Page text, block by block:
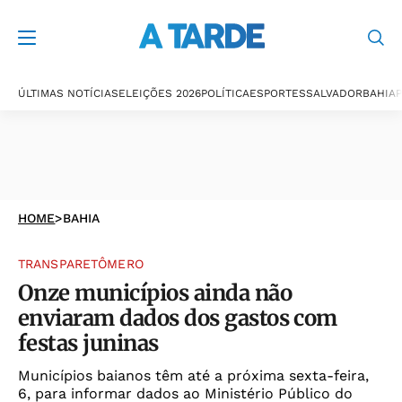
ÚLTIMAS NOTÍCIASELEIÇÕES 2026POLÍTICAESPORTESSALVADORBAHIA
HOME>BAHIA
TRANSPARETÔMERO
Onze municípios ainda não
enviaram dados dos gastos com
festas juninas
Municípios baianos têm até a próxima sexta-feira,
6, para informar dados ao Ministério Público do